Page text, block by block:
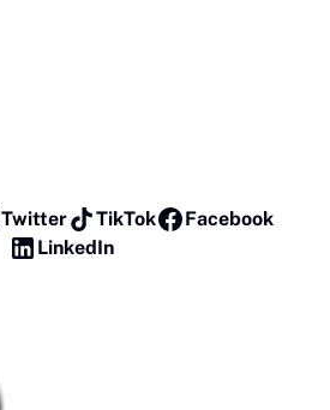
Twitter TikTok
Facebook
LinkedIn